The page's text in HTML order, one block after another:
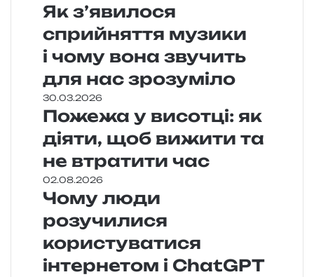
Як з’явилося
сприйняття музики
і чому вона звучить
для нас зрозуміло
30.03.2026
Пожежа у висотці: як
діяти, щоб вижити та
не втратити час
02.08.2026
Чому люди
розучилися
користуватися
інтернетом і ChatGPT